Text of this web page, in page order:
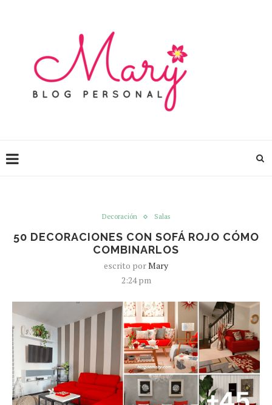
Decoración Salas
50 DECORACIONES CON SOFÁ ROJO CÓMO
COMBINARLOS
escrito porMary
2:24 pm